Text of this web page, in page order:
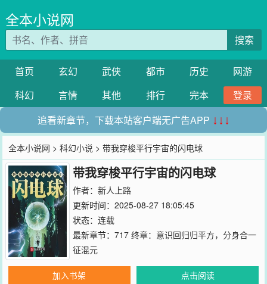
全本小说网
搜索
首页 玄幻 武侠 都市 历史
网游
科幻
言情 其他 排行 完本
登录
追看新章节，下载本站客户端无广告APP ↓↓↓
全本小说网 >科幻小说 > 带我穿梭平行宇宙的闪电球
带我穿梭平行宇宙的闪电球
作者： 新人上路
更新时间：2025-08-27 18:05:45
状态：连载
最新章节： 717 终章：意识回归归平方，分身合一
征混元
加入书架
点击阅读